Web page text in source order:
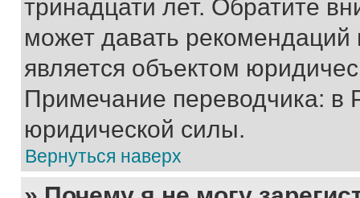
тринадцати лет. Обратите
может давать
является объектом
Примечание переводчика: в
юридической силы.
Вернуться наверх